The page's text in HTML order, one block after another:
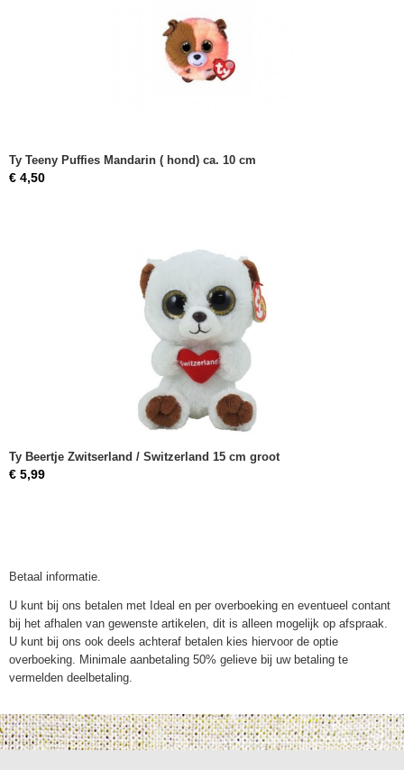
Ty Teeny Puffies Mandarin ( hond) ca. 10 cm
€ 4,50
Ty Beertje Zwitserland / Switzerland 15 cm groot
€ 5,99
Betaal informatie.
U kunt bij ons betalen met Ideal en per overboeking en eventueel contant
bij het afhalen van gewenste artikelen, dit is alleen mogelijk op afspraak.
U kunt bij ons ook deels achteraf betalen kies hiervoor de optie
overboeking. Minimale aanbetaling 50% gelieve bij uw betaling te
vermelden deelbetaling.